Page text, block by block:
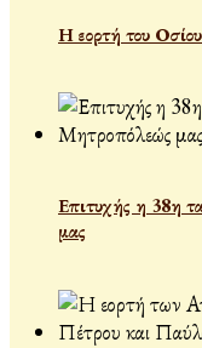
Η εορτή του
Επιτυχής η 38η
μας